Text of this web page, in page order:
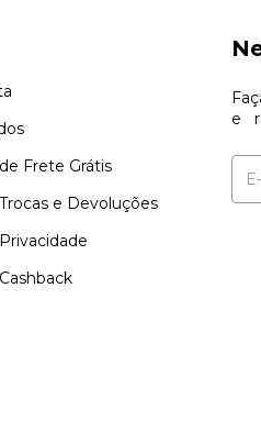
Frete Grátis
e Devoluções
e